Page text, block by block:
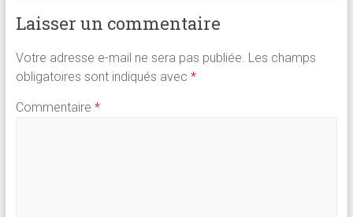
Laisser un commentaire
Votre adresse e-mail ne sera pas publiée. Les champs
obligatoires sont indiqués avec *
Commentaire *